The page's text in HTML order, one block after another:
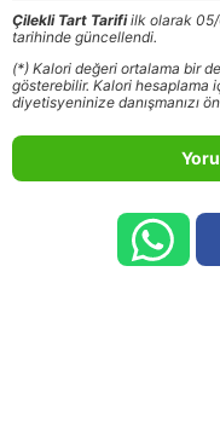
Çilekli Tart Tarifiilk olarak 05/
tarihinde güncellendi.
(*) Kalori değeri ortalama bir
gösterebilir. Kalori hesaplama
diyetisyeninize danışmanızı